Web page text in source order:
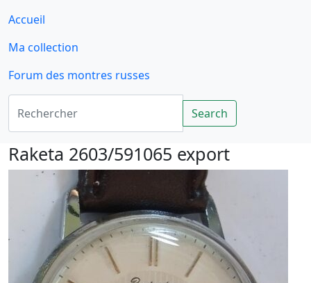
Accueil
Ma collection
Forum des montres russes
Rechercher
Search
Raketa 2603/591065 export